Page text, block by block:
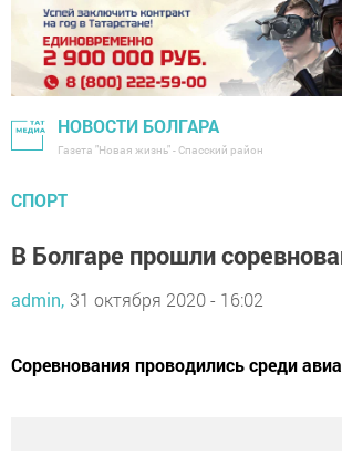
НОВОСТИ БОЛГАРА
Газета "Новая жизнь" - Спасский район
СПОРТ
В Болгаре прошли
admin, 31 октября 2020 - 16:02
Соревнования проводились среди